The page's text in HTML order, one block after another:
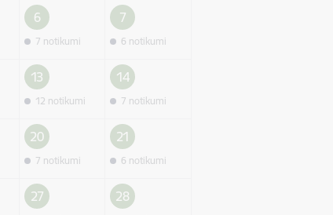
6
7 notikumi
7
6 notikumi
13
12 notikumi
14
7 notikumi
20
7 notikumi
21
6 notikumi
27 28